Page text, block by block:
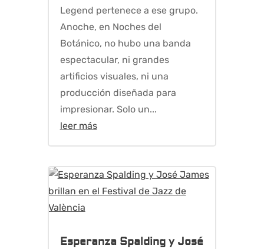
Legend pertenece a ese grupo.
Anoche, en Noches del
Botánico, no hubo una banda
espectacular, ni grandes
artificios visuales, ni una
producción diseñada para
impresionar. Solo un...
leer más
Esperanza Spalding y José